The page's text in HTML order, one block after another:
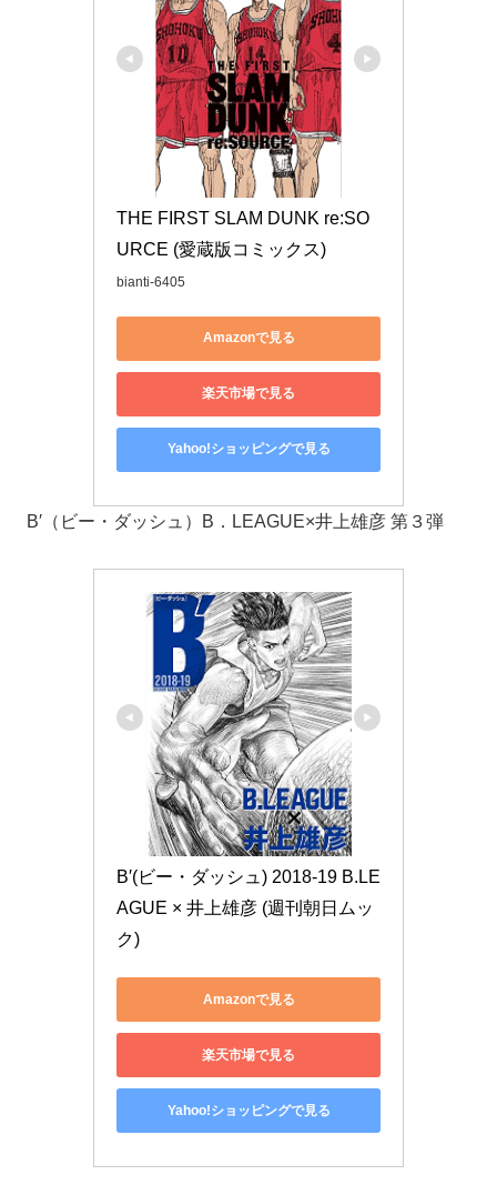
THE FIRST SLAM DUNK re:SO
URCE (愛蔵版コミックス)
bianti-6405
Amazonで見る
楽天市場で見る
Yahoo!ショッピングで見る
B′（ビー・ダッシュ）B．LEAGUE×井上雄彦 第３弾
B′(ビー・ダッシュ) 2018-19 B.LE
AGUE × 井上雄彦 (週刊朝日ムッ
ク)
Amazonで見る
楽天市場で見る
Yahoo!ショッピングで見る